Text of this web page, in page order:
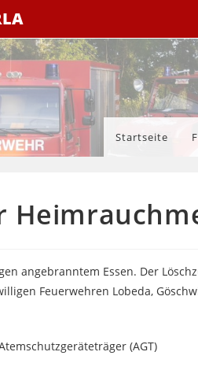
Startseite
angebranntem Essen. Der
Feuerwehren Lobeda,
(AGT)